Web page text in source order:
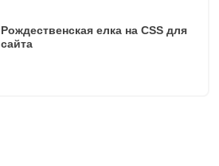
Рождественская елка на CSS для
сайта